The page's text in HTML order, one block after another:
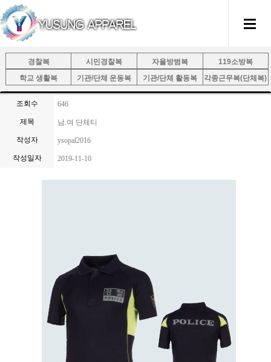
경찰복 시민경찰복 자율방범복
119소방복
학교 생활복
기관/단체 운동복 기관/단체 활동복 각종근무복(단체복)
조회수 646
제목 남.여 단체티
작성자 ysopal2016
작성일자 2019-11-10